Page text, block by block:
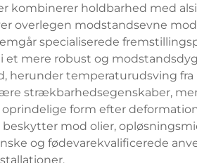
kombinerer holdbarhed med
overlegen modstandsevne
specialiserede
et mere robust og
temperaturudsving fra
strækbarhedsegenskaber,
form efter
mod olier,
og fødevarekvalificerede